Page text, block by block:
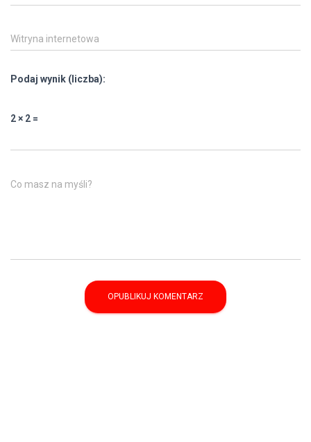
Witryna internetowa
Podaj wynik (liczba):
2 × 2 =
Co masz na myśli?